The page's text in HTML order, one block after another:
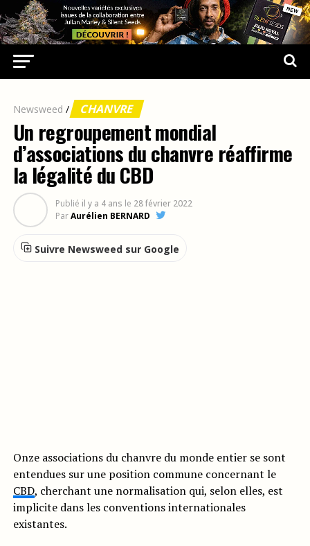
Newsweed / CHANVRE
Un regroupement mondial
d’associations du chanvre réaffirme
la légalité du CBD
Publié il y a 4 ans le 28 février 2022
ParAurélien BERNARD
Suivre Newsweed sur Google
Onze associations du chanvre du monde entier se sont
entendues sur une position commune concernant le
CBD, cherchant une normalisation qui, selon elles, est
implicite dans les conventions internationales
existantes.